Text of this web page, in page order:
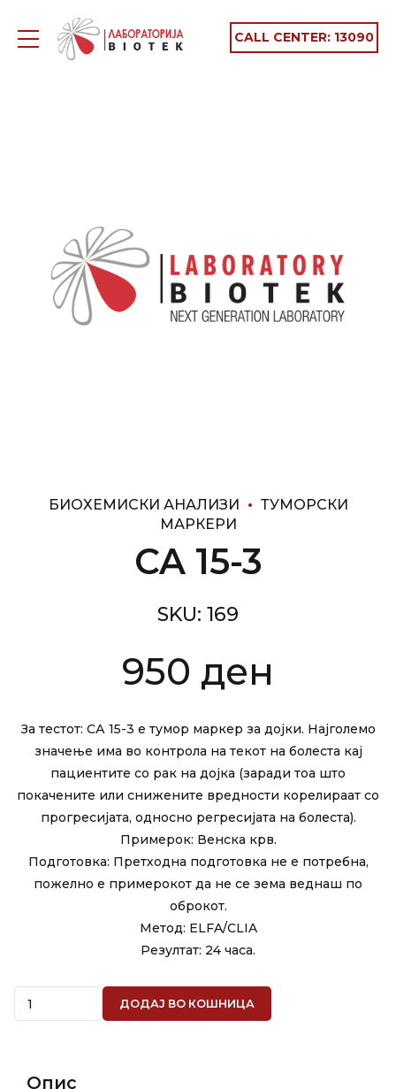
CALL CENTER: 13090
БИОХЕМИСКИ АНАЛИЗИ
ТУМОРСКИ
МАРКЕРИ
CA 15-3
SKU: 169
950 ден
За тестот: СА 15-3 е тумор маркер за дојки. Најголемо
значење има во контрола на текот на болеста кај
пациентите со рак на дојка (заради тоа што
покачените или снижените вредности корелираат со
прогресијата, односно регресијата на болеста).
Примерок: Венска крв.
Подготовка: Претходна подготовка не е потребна,
пожелно е примерокот да не се зема веднаш по
оброкот.
Метод: ELFA/CLIA
Резултат: 24 часа.
Quantity ДОДАЈ ВО КОШНИЦА
Опис